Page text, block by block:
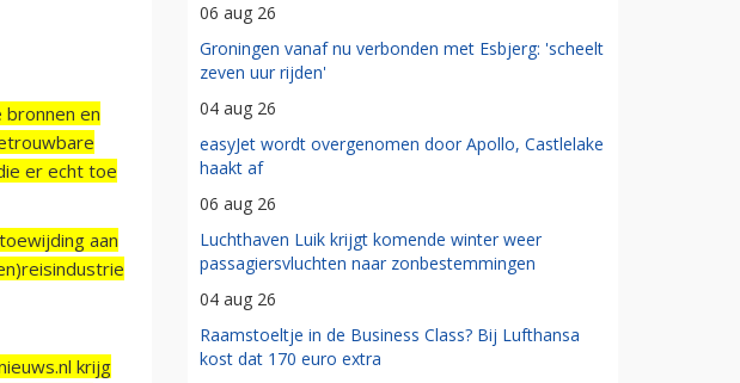
en
er echt toe
aan
krijg
06 aug 26
Groningen vanaf nu verbonden met Esbjerg: 'scheelt
zeven uur rijden'
04 aug 26
easyJet wordt overgenomen door Apollo, Castlelake
haakt af
06 aug 26
Luchthaven Luik krijgt komende winter weer
passagiersvluchten naar zonbestemmingen
04 aug 26
Raamstoeltje in de Business Class? Bij Lufthansa
kost dat 170 euro extra